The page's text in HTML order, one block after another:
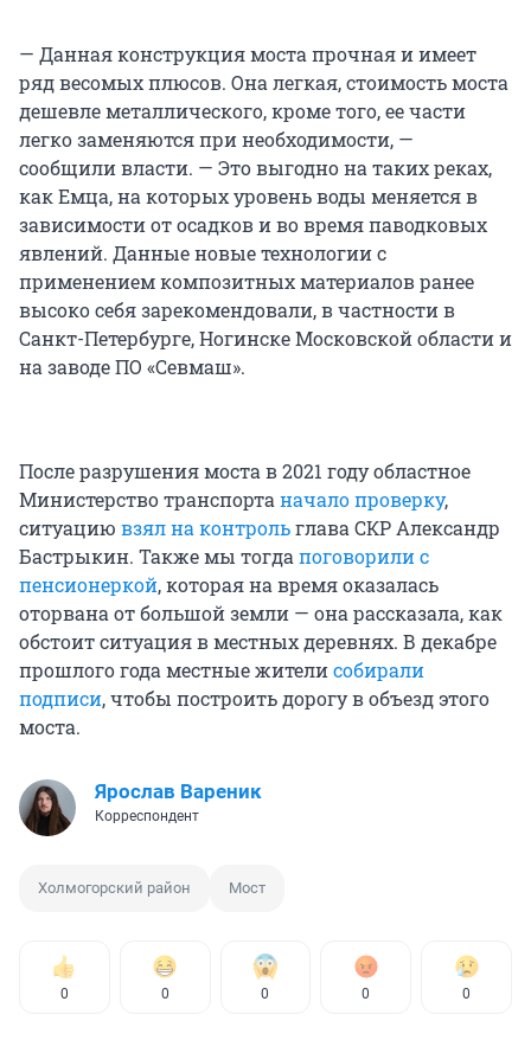
— Данная конструкция моста прочная и имеет
ряд весомых плюсов. Она легкая, стоимость моста
дешевле металлического, кроме того, ее части
легко заменяются при необходимости, —
сообщили власти. — Это выгодно на таких реках,
как Емца, на которых уровень воды меняется в
зависимости от осадков и во время паводковых
явлений. Данные новые технологии с
применением композитных материалов ранее
высоко себя зарекомендовали, в частности в
Санкт-Петербурге, Ногинске Московской области и
на заводе ПО «Севмаш».
После разрушения моста в 2021 году областное
Министерство транспорта начало проверку,
ситуацию взял на контрольглава СКР Александр
Бастрыкин. Также мы тогда поговорили с
пенсионеркой, которая на время оказалась
оторвана от большой земли — она рассказала, как
обстоит ситуация в местных деревнях. В декабре
прошлого года местные жителисобирали
подписи, чтобы построить дорогу в объезд этого
моста.
Ярослав Вареник
Корреспондент
Холмогорский район Мост
0 0 0 0 0